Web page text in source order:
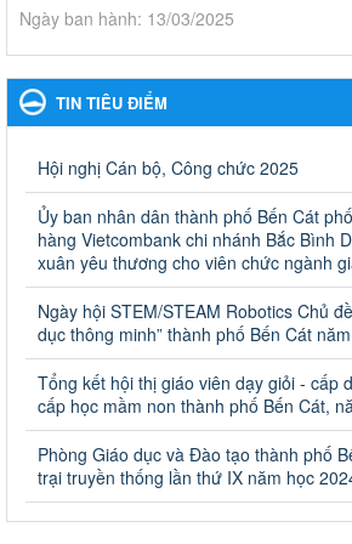
Ngày ban hành: 13/03/2025
Kế hoạch Phổ biến, giáo dục pháp luật
Giáo dục và Đào tạo thành phố Bến Cát
Kế hoạch Phổ biến, giáo dục pháp luật
Ngày ban hành: 28/02/2025
Quyết định công bố thủ tục hành
vực giáo dục đào tạo thuộc hệ giáo
giáo dục khác thuộc thẩm quyền giải
và Đào tạo, Ủy ban nhân dân cấp huyện
Quyết định công bố thủ tục hành chính bị
giáo dục đào tạo thuộc hệ giáo dục quốc
khác thuộc thẩm quyền giải quyết của Sở
Ủy ban nhân dân cấp huyện
Ngày ban hành: 30/09/2024
Hướng dẫn thực hiện nhiệm vụ giáo
2024-2025
Hướng dẫn thực hiện nhiệm vụ giáo dục
2025
TIN TIÊU ĐIỂM
Hội nghị Cán bộ, Công chức 2025
Ủy ban nhân dân thành phố Bến Cát
hàng Vietcombank chi nhánh Bắc Bình
xuân yêu thương cho viên chức ngành
Ngày hội STEM/STEAM Robotics Chủ
dục thông minh” thành phố Bến Cát
Tổng kết hội thị giáo viên dạy giỏi - cấp
cấp học mầm non thành phố Bến Cát,
Phòng Giáo dục và Đào tạo thành phố
trại truyền thống lần thứ IX năm học